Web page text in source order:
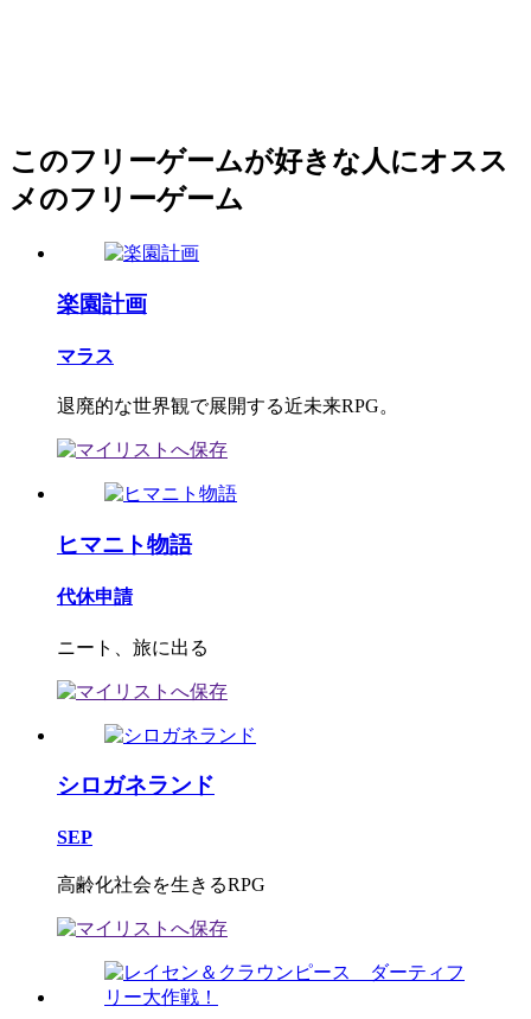
このフリーゲームが好きな人にオスス
メのフリーゲーム
楽園計画
マラス
退廃的な世界観で展開する近未来RPG。
ヒマニト物語
代休申請
ニート、旅に出る
シロガネランド
SEP
高齢化社会を生きるRPG